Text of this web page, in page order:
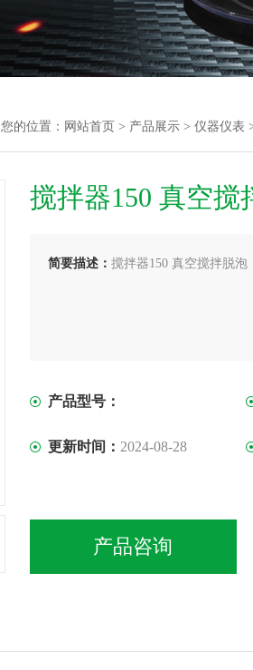
您的位置： 网站首页 > 产品展示 > 仪器仪表
搅拌器150 真空搅
简要描述： 搅拌器150 真空搅拌脱泡
产品型号：
更新时间： 2024-08-28
产品咨询